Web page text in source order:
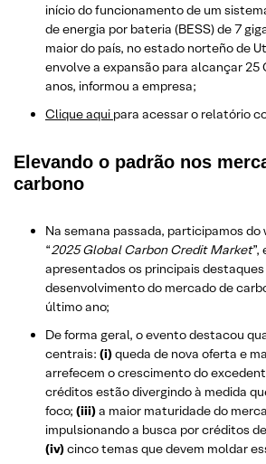
início do funcionamento de um
de energia por bateria (BESS) de 7
maior do país, no estado norteño de
envolve a expansão para alcançar 25
anos, informou a empresa;
Clique aqui para acessar o relatório
Elevando o padrão nos
carbono
Na semana passada, participamos do
“2025 Global Carbon Credit Market”,
apresentados os principais
desenvolvimento do mercado de
último ano;
De forma geral, o evento destacou
centrais: (i)queda de nova oferta e
arrefecem o crescimento do
créditos estão divergindo à medida
foco; (iii)a maior maturidade do
impulsionando a busca por créditos
(iv)cinco temas que devem moldar